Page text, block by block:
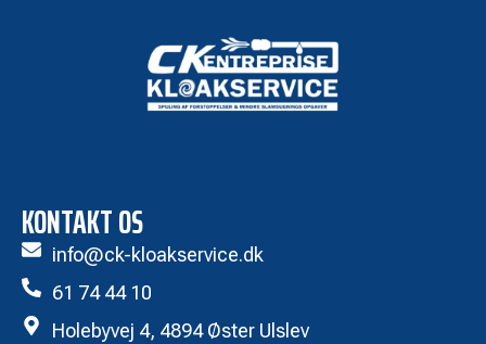
KONTAKT OS
info@ck-kloakservice.dk
61 74 44 10
Holebyvej 4, 4894 Øster Ulslev